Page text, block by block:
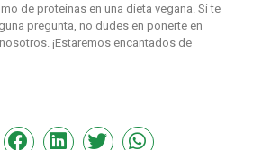
de proteínas en una dieta vegana. Si te
pregunta, no dudes en ponerte en
¡Estaremos encantados de